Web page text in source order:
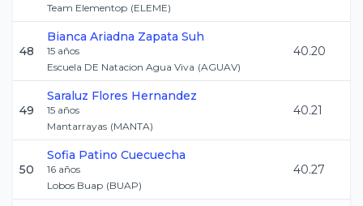
Team Elementop (ELEME)
48
Bianca Ariadna Zapata Suh
15 años
Escuela DE Natacion Agua Viva (AGUAV)
40.20
49
Saraluz Flores Hernandez
15 años
Mantarrayas (MANTA)
40.21
50
Sofia Patino Cuecuecha
16 años
Lobos Buap (BUAP)
40.27